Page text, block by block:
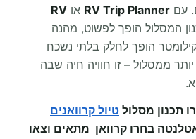
עם RV Trip Planner או RV
המסלול הופך לפשוט, מהנה
הופך לחלק בלתי נשכח
ממסלול – זו חוויה חיה שבה
תכנון מסלול טיול קרוואנים
בחרו קרוואן מתאים וצאו